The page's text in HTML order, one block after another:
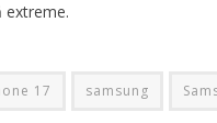
extreme.
17 samsung